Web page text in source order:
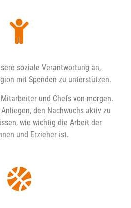
soziale Verantwortung an,
mit Spenden zu unterstützen.
und Chefs von morgen.
den Nachwuchs aktiv zu
wie wichtig die Arbeit der
und Erzieher ist.